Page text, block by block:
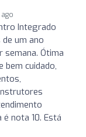
Integrado
um ano
Ótima
bem cuidado,
nota 10. Está